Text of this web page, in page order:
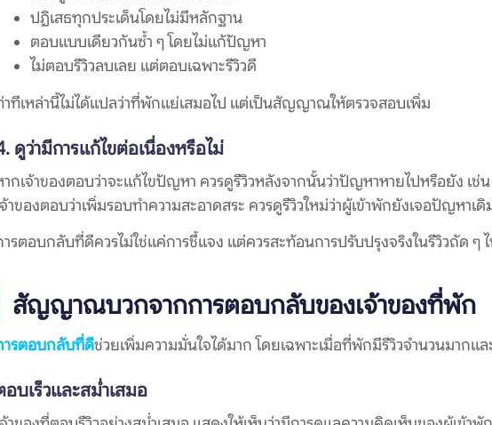
ปฏิเสธทุกประเด็นโดยไม่มีหลักฐาน
ตอบแบบเดียวกันซ้ำ ๆ โดยไม่แก้ปัญหา
ไม่ตอบรีวิวลบเลย แต่ตอบเฉพาะรีวิวดี
าทีเหล่านี้ไม่ได้แปลว่าที่พักแย่เสมอไป แต่เป็นสัญญาณให้ตรวจสอบเพิ่ม
ดูว่ามีการแก้ไขต่อเนื่องหรือไม่
กเจ้าของตอบว่าจะแก้ไขปัญหา ควรดูรีวิวหลังจากนั้นว่าปัญหาหายไปหรือยัง เช่น
จ้าของตอบว่าเพิ่มรอบทำความสะอาดสระ ควรดูรีวิวใหม่ว่าผู้เข้าพักยังเจอปัญหาเดิ
รตอบกลับที่ดีควรไม่ใช่แค่การชี้แจง แต่ควรสะท้อนการปรับปรุงจริงในรีวิวถัด ๆ
สัญญาณบวกจากการตอบกลับของเจ้าของที่พัก
ารตอบกลับที่ดีช่วยเพิ่มความมั่นใจได้มาก โดยเฉพาะเมื่อที่พักมีรีวิวจำนวนมากแ
อบเร็วและสม่ำเสมอ